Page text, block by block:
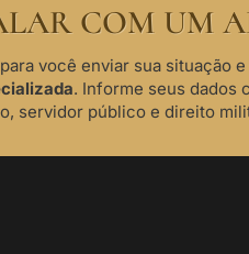
COM UM
você enviar sua situação
. Informe seus dados
servidor público e direito